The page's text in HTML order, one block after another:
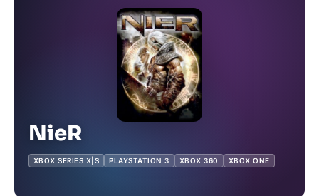
NieR
XBOX SERIES X|S PLAYSTATION 3 XBOX 360 XBOX ONE